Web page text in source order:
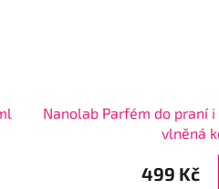
Nanolab Parfém do praní
vlněná
499 Kč